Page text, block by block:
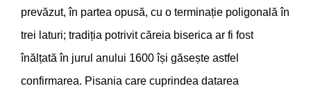
prevăzut, în partea opusă, cu o terminație poligonală în
trei laturi; tradiția potrivit căreia biserica ar fi fost
înălțată în jurul anului 1600 își găsește astfel
confirmarea. Pisania care cuprindea datarea